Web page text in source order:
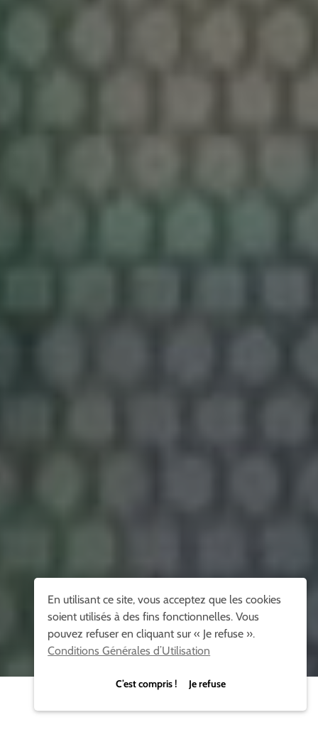
En utilisant ce site, vous acceptez que les cookies
soient utilisés à des fins fonctionnelles. Vous
pouvez refuser en cliquant sur « Je refuse ».
Conditions Générales d’Utilisation
C’est compris ! Je refuse